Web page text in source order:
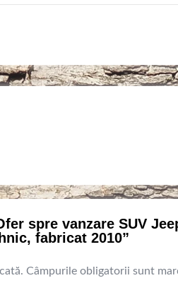
spre vanzare SUV
fabricat 2010”
Câmpurile obligatorii sunt